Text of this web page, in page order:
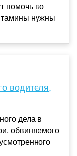
помочь во
нужны
водителя,
дела в
обвиняемого